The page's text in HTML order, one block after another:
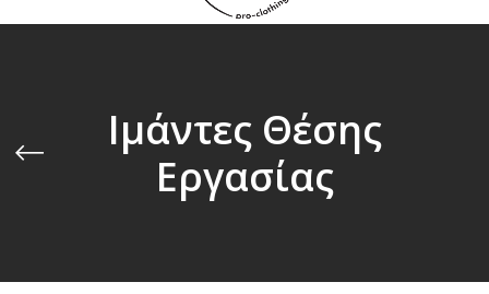
Ιμάντες Θέσης
Εργασίας